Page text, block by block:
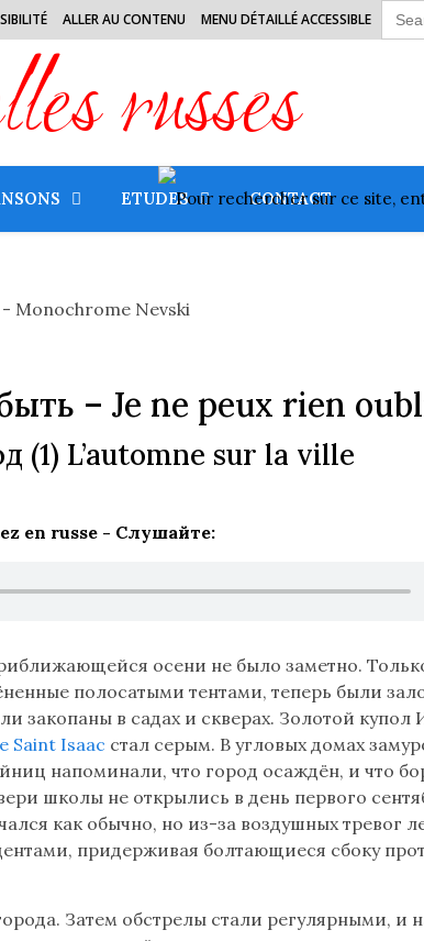
ALLER AU CONTENU MENU DÉTAILLÉ ACCESSIBLE
for:
russes
ETUDES CONTACT
– Je ne peux rien
(1) L’automne sur la ville
en russe - Слушайте:
осени не было заметно.
полосатыми тентами, теперь были
в садах и скверах. Золотой купол
стал серым. В угловых домах
напоминали, что город осаждён, и что
школы не открылись в день первого
как обычно, но из-за воздушных тревог
придерживая болтающиеся сбоку
Затем обстрелы стали регулярными, и